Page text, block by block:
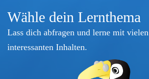
Wähle dein Lernthema
Lass dich abfragen und lerne mit vielen
interessanten Inhalten.